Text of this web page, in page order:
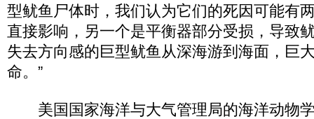
型鱿鱼尸体时，我们认为它们的死因可能有
直接影响，另一个是平衡器部分受损，导致
失去方向感的巨型鱿鱼从深海游到海面，巨
命。”
美国国家海洋与大气管理局的海洋动物学